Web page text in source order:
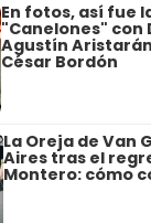
En fotos, así fue
"Canelones" con
Agustín
César Bordón
La Oreja de Van
Aires tras el
Montero: cómo